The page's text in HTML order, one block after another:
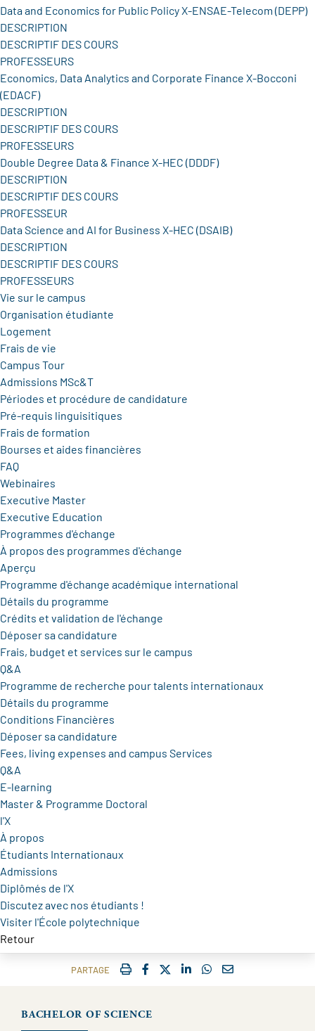
Data and Economics for Public Policy X-ENSAE-Telecom (DEPP)
DESCRIPTION
DESCRIPTIF DES COURS
PROFESSEURS
Economics, Data Analytics and Corporate Finance X-Bocconi
(EDACF)
DESCRIPTION
DESCRIPTIF DES COURS
PROFESSEURS
Double Degree Data & Finance X-HEC (DDDF)
DESCRIPTION
DESCRIPTIF DES COURS
PROFESSEUR
Data Science and AI for Business X-HEC (DSAIB)
DESCRIPTION
DESCRIPTIF DES COURS
PROFESSEURS
Vie sur le campus
Organisation étudiante
Logement
Frais de vie
Campus Tour
Admissions MSc&T
Périodes et procédure de candidature
Pré-requis linguisitiques
Frais de formation
Bourses et aides financières
FAQ
Webinaires
Executive Master
Executive Education
Programmes d'échange
À propos des programmes d'échange
Aperçu
Programme d'échange académique international
Détails du programme
Crédits et validation de l'échange
Déposer sa candidature
Frais, budget et services sur le campus
Q&A
Programme de recherche pour talents internationaux
Détails du programme
Conditions Financières
Déposer sa candidature
Fees, living expenses and campus Services
Q&A
E-learning
Master & Programme Doctoral
l'X
À propos
Étudiants Internationaux
Admissions
Diplômés de l'X
Discutez avec nos étudiants !
Visiter l'École polytechnique
Retour
PARTAGE IMPRIMERFACEBOOK
TWITTER
SHARE ON LINKEDIN
SHARE ON
COURRIEL
BACHELOR OF SCIENCE